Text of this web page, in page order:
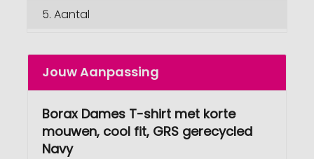
5. Aantal
Jouw Aanpassing
Borax Dames T-shirt met korte
mouwen, cool fit, GRS gerecycled
Navy